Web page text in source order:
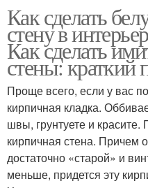
Как сделать
стену в
Как сделать
стены: краткий
Проще всего, если у вас
кирпичная кладка.
швы, грунтуете и красите.
кирпичная стена. Причем
достаточно «старой» и
меньше, придется эту